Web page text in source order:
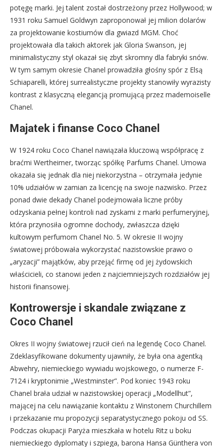
potęgę marki. Jej talent został dostrzeżony przez Hollywood; w
1931 roku Samuel Goldwyn zaproponował jej milion dolarów
za projektowanie kostiumów dla gwiazd MGM. Choć
projektowała dla takich aktorek jak Gloria Swanson, jej
minimalistyczny styl okazał się zbyt skromny dla fabryki snów.
W tym samym okresie Chanel prowadziła głośny spór z Elsą
Schiaparelli, której surrealistyczne projekty stanowiły wyrazisty
kontrast z klasyczną elegancją promującą przez mademoiselle
Chanel.
Majatek i finanse Coco Chanel
W 1924 roku Coco Chanel nawiązała kluczową współpracę z
braćmi Wertheimer, tworząc spółkę Parfums Chanel. Umowa
okazała się jednak dla niej niekorzystna – otrzymała jedynie
10% udziałów w zamian za licencję na swoje nazwisko. Przez
ponad dwie dekady Chanel podejmowała liczne próby
odzyskania pełnej kontroli nad zyskami z marki perfumeryjnej,
która przynosiła ogromne dochody, zwłaszcza dzięki
kultowym perfumom Chanel No. 5. W okresie II wojny
światowej próbowała wykorzystać nazistowskie prawo o
„aryzacji” majątków, aby przejąć firmę od jej żydowskich
właścicieli, co stanowi jeden z najciemniejszych rozdziałów jej
historii finansowej.
Kontrowersje i skandale związane z
Coco Chanel
Okres II wojny światowej rzucił cień na legendę Coco Chanel.
Zdeklasyfikowane dokumenty ujawniły, że była ona agentką
Abwehry, niemieckiego wywiadu wojskowego, o numerze F-
7124 i kryptonimie „Westminster”. Pod koniec 1943 roku
Chanel brała udział w nazistowskiej operacji „Modellhut”,
mającej na celu nawiązanie kontaktu z Winstonem Churchillem
i przekazanie mu propozycji separatystycznego pokoju od SS.
Podczas okupacji Paryża mieszkała w hotelu Ritz u boku
niemieckiego dyplomaty i szpiega, barona Hansa Günthera von